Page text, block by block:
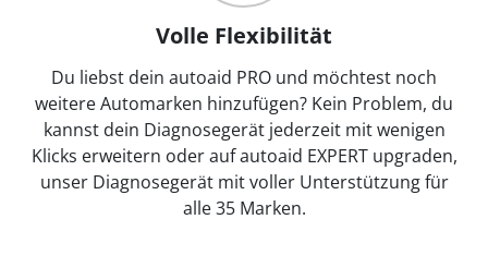
Volle Flexibilität
Du liebst dein autoaid PRO und möchtest noch
weitere Automarken hinzufügen? Kein Problem, du
kannst dein Diagnosegerät jederzeit mit wenigen
Klicks erweitern oder auf autoaid EXPERT upgraden,
unser Diagnosegerät mit voller Unterstützung für
alle 35 Marken.